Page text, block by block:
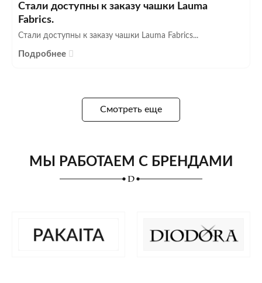
Стали доступны к заказу чашки Lauma
Fabrics.
Стали доступны к заказу чашки Lauma Fabrics...
Подробнее
Смотреть еще
МЫ РАБОТАЕМ С БРЕНДАМИ